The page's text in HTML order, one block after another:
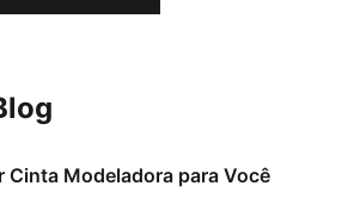
Cinta Modeladora para Você